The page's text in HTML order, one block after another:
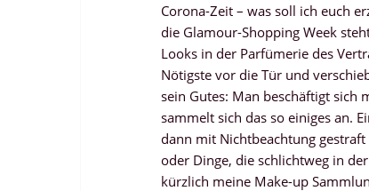
Corona-Zeit – was soll ich euch
die Glamour-Shopping Week
Looks in der Parfümerie des
Nötigste vor die Tür und
sein Gutes: Man beschäftigt sich
sammelt sich das so einiges an.
dann mit Nichtbeachtung
oder Dinge, die schlichtweg in
kürzlich meine Make-up